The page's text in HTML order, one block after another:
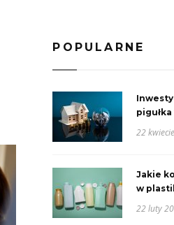
POPULARNE
22
Jakie
w
22 luty